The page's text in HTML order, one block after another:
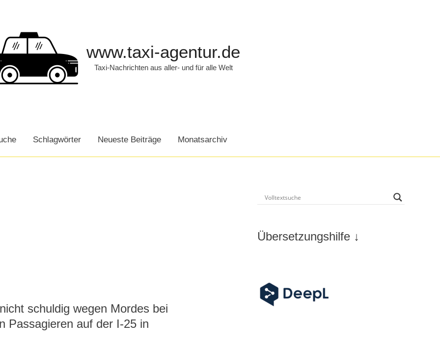
www.taxi-agentur.de
Taxi-Nachrichten aus aller- und für alle Welt
Schlagwörter Neueste Beiträge Monatsarchiv
schuldig wegen Mordes bei
Passagieren auf der I-25 in
Übersetzungshilfe ↓